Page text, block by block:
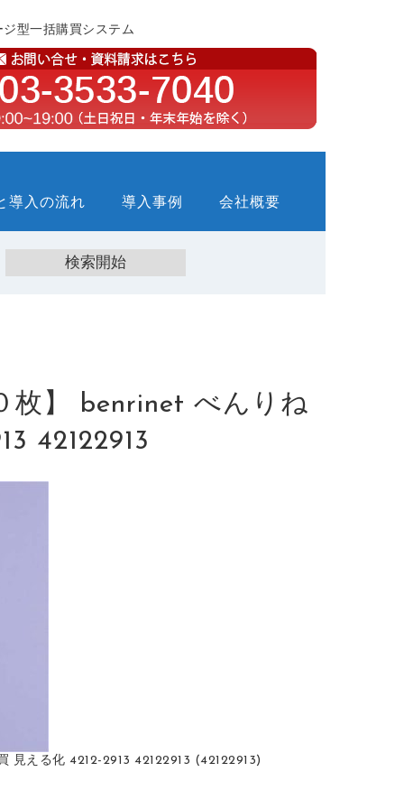
型一括購買システム
導入の流れ 導入事例 会社概要
】 benrinet べんりね
42122913
える化 4212-2913 42122913 (42122913)